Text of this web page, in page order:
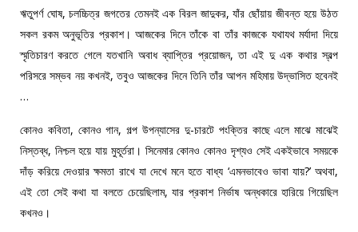
ঋতুপর্ণ ঘোষ, চলচ্চিত্র জগতের তেমনই এক বিরল জাদুকর, যাঁর ছোঁয়ায় জীবন্ত হয়ে উঠত
সকল রকম অনুভূতির প্রকাশ। আজকের দিনে তাঁকে বা তাঁর কাজকে যথাযথ মর্যাদা দিয়ে
স্মৃতিচারণ করতে গেলে যতখানি অবাধ ব্যাপ্তির প্রয়োজন, তা এই দু এক কথার স্বল্প
পরিসরে সম্ভব নয় কখনই, তবুও আজকের দিনে তিনি তাঁর আপন মহিমায় উদ্ভাসিত হবেনই
…
কোনও কবিতা, কোনও গান, গল্প উপন্যাসের দু-চারটে পংক্তির কাছে এলে মাঝে মাঝেই
নিস্তব্ধ, নিশ্চল হয়ে যায় মুহূর্তরা। সিনেমার কোনও কোনও দৃশ্যও সেই একইভাবে সময়কে
দাঁড় করিয়ে দেওয়ার ক্ষমতা রাখে যা দেখে মনে হতে বাধ্য ‘এমনভাবেও ভাবা যায়?’ অথবা,
এই তো সেই কথা যা বলতে চেয়েছিলাম, যার প্রকাশ নির্ভাষ অন্ধকারে হারিয়ে গিয়েছিল
কখনও।